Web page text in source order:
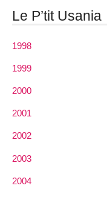
Le P’tit Usania
1998
1999
2000
2001
2002
2003
2004